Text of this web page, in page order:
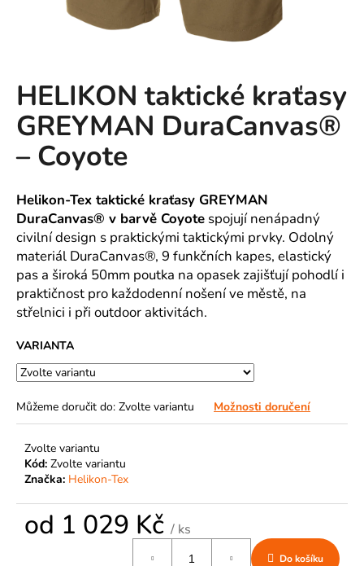
HELIKON taktické kraťasy
GREYMAN DuraCanvas®
– Coyote
Helikon-Tex taktické kraťasy GREYMAN
DuraCanvas® v barvě Coyote spojují nenápadný
civilní design s praktickými taktickými prvky. Odolný
materiál DuraCanvas®, 9 funkčních kapes, elastický
pas a široká 50mm poutka na opasek zajišťují pohodlí i
praktičnost pro každodenní nošení ve městě, na
střelnici i při outdoor aktivitách.
VARIANTA
Můžeme doručit do: Zvolte variantu Možnosti doručení
Zvolte variantu
Kód: Zvolte variantu
Značka: Helikon-Tex
od 1 029 Kč / ks
Do košíku
T
?
D
o
p
o
u
č
u
j
e
m
e